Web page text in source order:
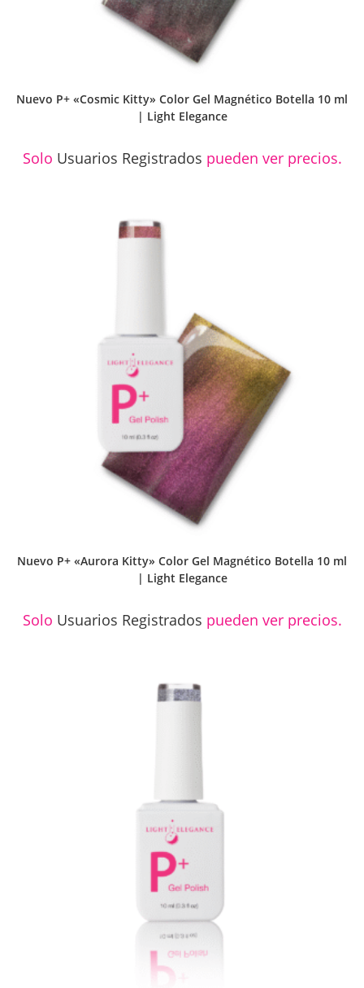
Nuevo P+ «Cosmic Kitty» Color Gel Magnético Botella 10 ml
| Light Elegance
Solo Usuarios Registrados pueden ver precios.
Nuevo P+ «Aurora Kitty» Color Gel Magnético Botella 10 ml
| Light Elegance
Solo Usuarios Registrados pueden ver precios.